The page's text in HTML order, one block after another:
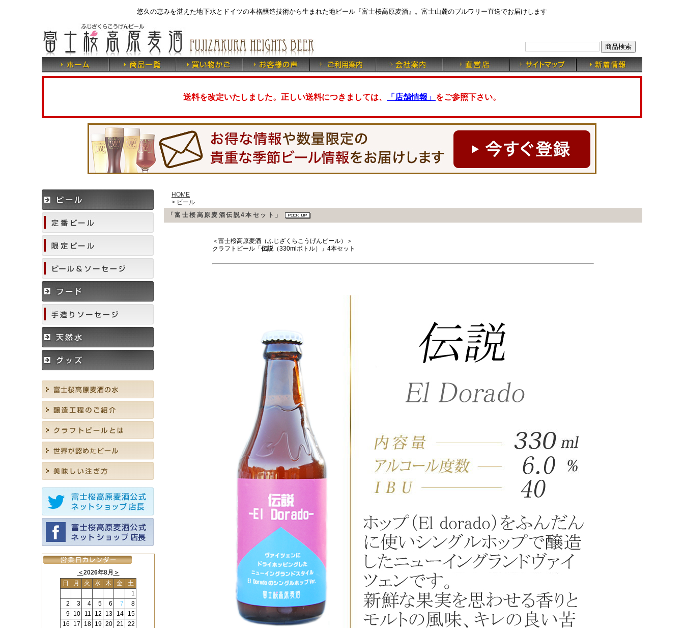
悠久の恵みを湛えた地下水とドイツの本格醸造技術から生まれた地ビール『富士桜高原麦酒』。富士山麓のブルワリー直送でお届けします
送料を改定いたしました。正しい送料につきましては、 「店舗情報」 をご参照下さい。
＜2026年8月 ＞
日
月 火 水 木 金
土
1
2
3 4 5 6 7
8
9 10 11 12 13 14
15
16
17 18 19 20 21
22
HOME
> ビール
「富士桜高原麦酒伝説4本セット」
＜富士桜高原麦酒（ふじざくらこうげんビール）＞
クラフトビール「伝説（330mlボトル）」4本セット